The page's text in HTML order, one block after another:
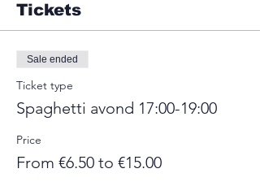
Tickets
Sale ended
Ticket type
Spaghetti avond 17:00-19:00
Price
From €6.50 to €15.00